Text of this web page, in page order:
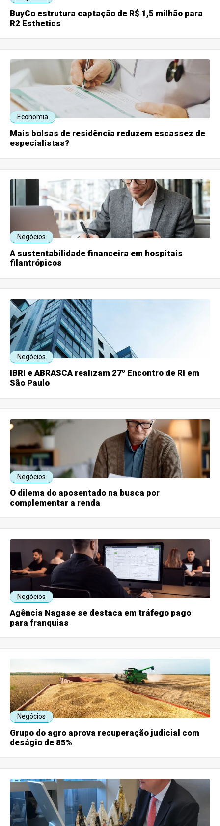
BuyCo estrutura captação de R$ 1,5 milhão para
R2 Esthetics
Economia
Mais bolsas de residência reduzem escassez de
especialistas?
Negócios
A sustentabilidade financeira em hospitais
filantrópicos
Negócios
IBRI e ABRASCA realizam 27º Encontro de RI em
São Paulo
Negócios
O dilema do aposentado na busca por
complementar a renda
Negócios
Agência Nagase se destaca em tráfego pago
para franquias
Negócios
Grupo do agro aprova recuperação judicial com
deságio de 85%